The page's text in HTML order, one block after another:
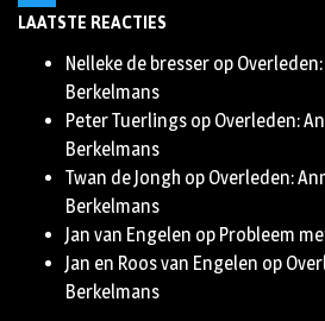
Twitter
LAATSTE REACTIES
Nelleke de bresser op
Berkelmans
Peter Tuerlings op Overleden:
Berkelmans
Twan de Jongh op Overleden:
Berkelmans
Jan van Engelen op Probleem
Jan en Roos van Engelen op
Berkelmans